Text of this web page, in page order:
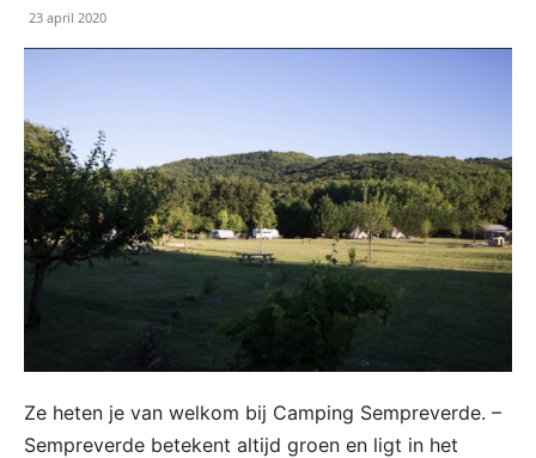
23 april 2020
Ze heten je van welkom bij Camping Sempreverde. –
Sempreverde betekent altijd groen en ligt in het